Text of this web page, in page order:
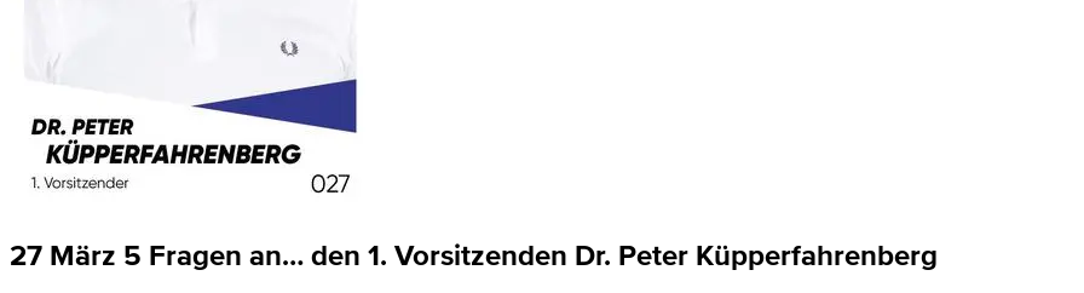
27 März 5 Fragen an… den 1. Vorsitzenden Dr. Peter Küpperfahrenberg